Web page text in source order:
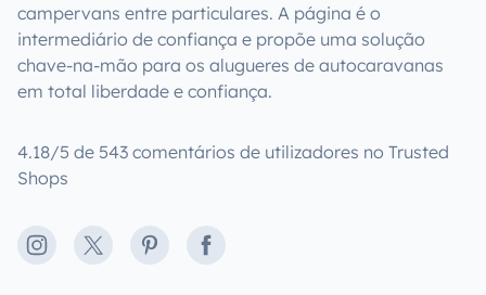
campervans entre particulares. A página é o
intermediário de confiança e propõe uma solução
chave-na-mão para os alugueres de autocaravanas
em total liberdade e confiança.
4.18/5 de 543 comentários de utilizadores no Trusted
Shops
Instagram
X PinterestFacebook